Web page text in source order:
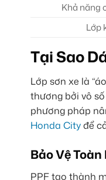
Khả năng
Lớp
Tại Sao
Lớp sơn xe là
thương bởi vô
phương pháp
Honda Cityđể
Bảo Vệ
PPF tạo thành